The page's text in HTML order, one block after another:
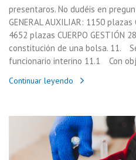
presentaros. No dudéis en
GENERAL AUXILIAR: 1150 plazas
4652 plazas CUERPO GESTIÓN
constitución de una bolsa. 11.
funcionario interino 11.1 Con
Continuar leyendo